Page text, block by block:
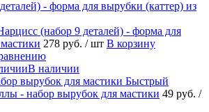
(набор 9 деталей) - форма для
278 руб. / шт В корзину
В наличии
Быстрый
- набор вырубок для мастики 49 руб. /